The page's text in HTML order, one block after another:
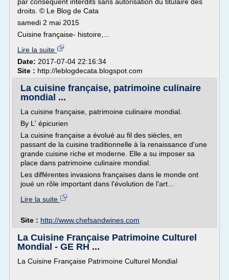
droits. © Le Blog de Cata
samedi 2 mai 2015
Cuisine française- histoire,...
Lire la suite
Date: 2017-07-04 22:16:34
Site : http://leblogdecata.blogspot.com
La cuisine française, patrimoine culinaire
mondial ...
La cuisine française, patrimoine culinaire mondial.
By L' épicurien
La cuisine française a évolué au fil des siècles, en
passant de la cuisine traditionnelle à la renaissance d'une
grande cuisine riche et moderne. Elle a su imposer sa
place dans patrimoine culinaire mondial.
Les différentes invasions françaises dans le monde ont
joué un rôle important dans l'évolution de l'art...
Lire la suite
Site : http://www.chefsandwines.com
La Cuisine Française Patrimoine Culturel
Mondial - GE RH ...
La Cuisine Française Patrimoine Culturel Mondial